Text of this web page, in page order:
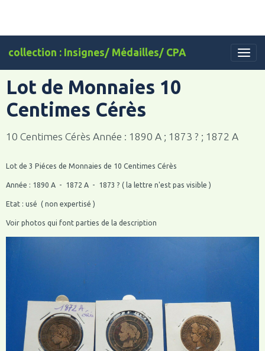
collection : Insignes/ Médailles/ CPA
Lot de Monnaies 10
Centimes Cérès
10 Centimes Cérès Année : 1890 A ; 1873 ? ; 1872 A
Lot de 3 Piéces de Monnaies de 10 Centimes Cérès
Année : 1890 A - 1872 A - 1873 ? ( la lettre n'est pas visible )
Etat : usé ( non expertisé )
Voir photos qui font parties de la description